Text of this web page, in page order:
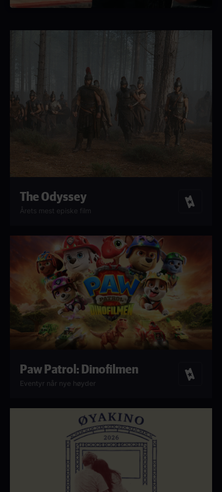
The Odyssey
Årets mest episke film
Billetter
Paw Patrol: Dinofilmen
Eventyr når nye høyder
Billetter